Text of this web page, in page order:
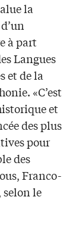
la
à part
Langues
et de la
«C’est
et
des plus
pour
des
Franco-
selon le